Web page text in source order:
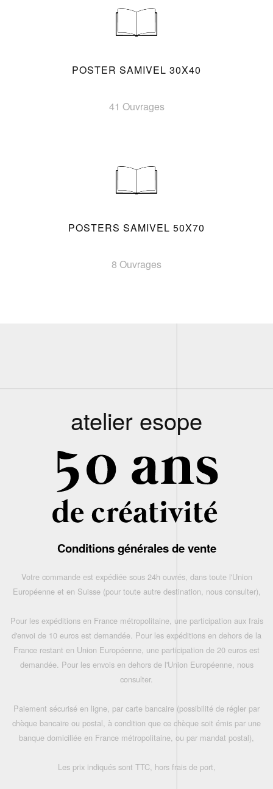
POSTER SAMIVEL 30X40
41 Ouvrages
POSTERS SAMIVEL 50X70
8 Ouvrages
atelier esope
Conditions générales de vente
Votre commande est expédiée sous 24h ouvrés, dans toute l'Union
Européenne et en Suisse (pour toute autre destination, nous consulter),
Pour les expéditions en France métropolitaine, une participation aux frais
d'envoi de 10 euros est demandée. Pour les expéditions en dehors de la
France restant en Union Européenne, une participation de 20 euros est
demandée. Pour les envois en dehors de l'Union Européenne, nous
consulter.
Paiement sécurisé en ligne, par carte bancaire (possibilité de régler par
chèque bancaire ou postal, à condition que ce chèque soit émis par une
banque domiciliée en France métropolitaine, ou par mandat postal),
Les prix indiqués sont TTC, hors frais de port,